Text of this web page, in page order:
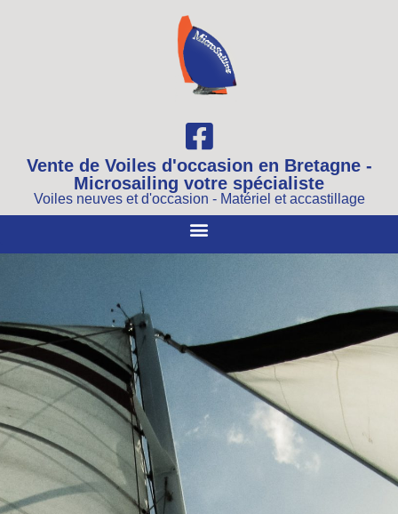
Vente de Voiles d'occasion en Bretagne -
Microsailing votre spécialiste
Voiles neuves et d'occasion - Matériel et accastillage